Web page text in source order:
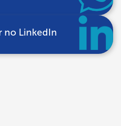
no LinkedIn